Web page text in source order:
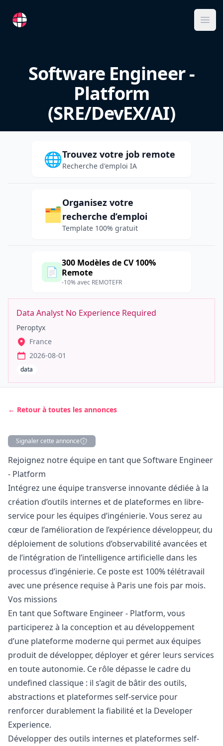
RemoteFR
Software Engineer -
Platform
(SRE/DevEX/AI)
🌐Trouvez votre job remote
Recherche d'emploi IA
🗂️
Organisez votre
recherche d’emploi
Template 100% gratuit
📄
300 Modèles de CV 100%
Remote
-10% avec REMOTEFR
Data Analyst No Experience Required
Peroptyx
France
2026-08-01
data
← Retour à toutes les annonces
Signaler cette annonce
Description
Rejoignez notre équipe en tant que Software Engineer
- Platform
Intégrez une équipe transverse innovante dédiée à la
création d’outils internes et de plateformes en libre-
service pour les équipes d’ingénierie. Vous serez au
cœur de l’amélioration de l’expérience développeur, du
déploiement de solutions d’observabilité avancées et
de l’intégration de l’intelligence artificielle dans les
processus d’ingénierie. Ce poste est 100% télétravail
avec une présence requise à Paris une fois par mois.
Vos missions
En tant que Software Engineer - Platform, vous
participerez à la conception et au développement
d’une plateforme moderne qui permet aux équipes
produit de développer, déployer et gérer leurs services
en toute autonomie. Ce rôle dépasse le cadre du
undefined classique : il s’agit de bâtir des outils,
abstractions et plateformes self-service pour
renforcer durablement la fiabilité et la Developer
Experience.
Développer des outils internes et plateformes self-